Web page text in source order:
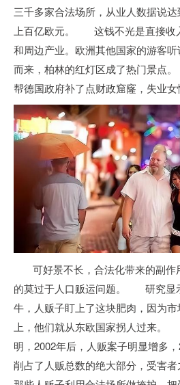
三千多家合法场所，从业人数据说
上百亿欧元。 这钱不光是直接收
和周边产业。欧洲其他国家的游客
而来，柏林的红灯区成了热门景
帮德国政府补了点财政窟窿，失业女
可好景不长，合法化带来的副作
的莫过于人口贩运问题。 研究显
牛，人贩子盯上了这块肥肉，因为
上，他们就从东欧国家拐人过来
明，2002年后，人贩案子明显增多
削占了人贩总数的绝大部分，受害